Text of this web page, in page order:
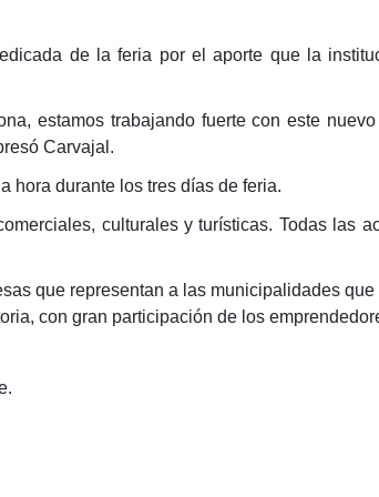
de la feria por el aporte que la
estamos trabajando fuerte con este
Carvajal.
hora durante los tres días de feria.
culturales y turísticas. Todas las
que representan a las municipalidades
con gran participación de los